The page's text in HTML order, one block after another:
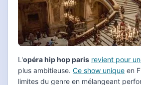
L'opéra hip hop paris revient pour
plus ambitieuse. Ce show unique en
limites du genre en mélangeant